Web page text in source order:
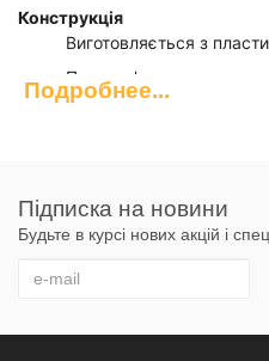
Конструкція
Виготовляється з
Пряме з'єднання з
спеціальним
зворотної тяги.
Подробнее...
Підписка на новини
Будьте в курсі нових акцій і